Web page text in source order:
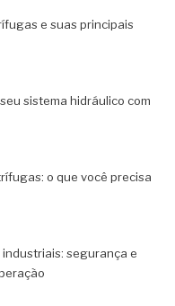
e suas principais
sistema hidráulico com
o que você precisa
segurança e